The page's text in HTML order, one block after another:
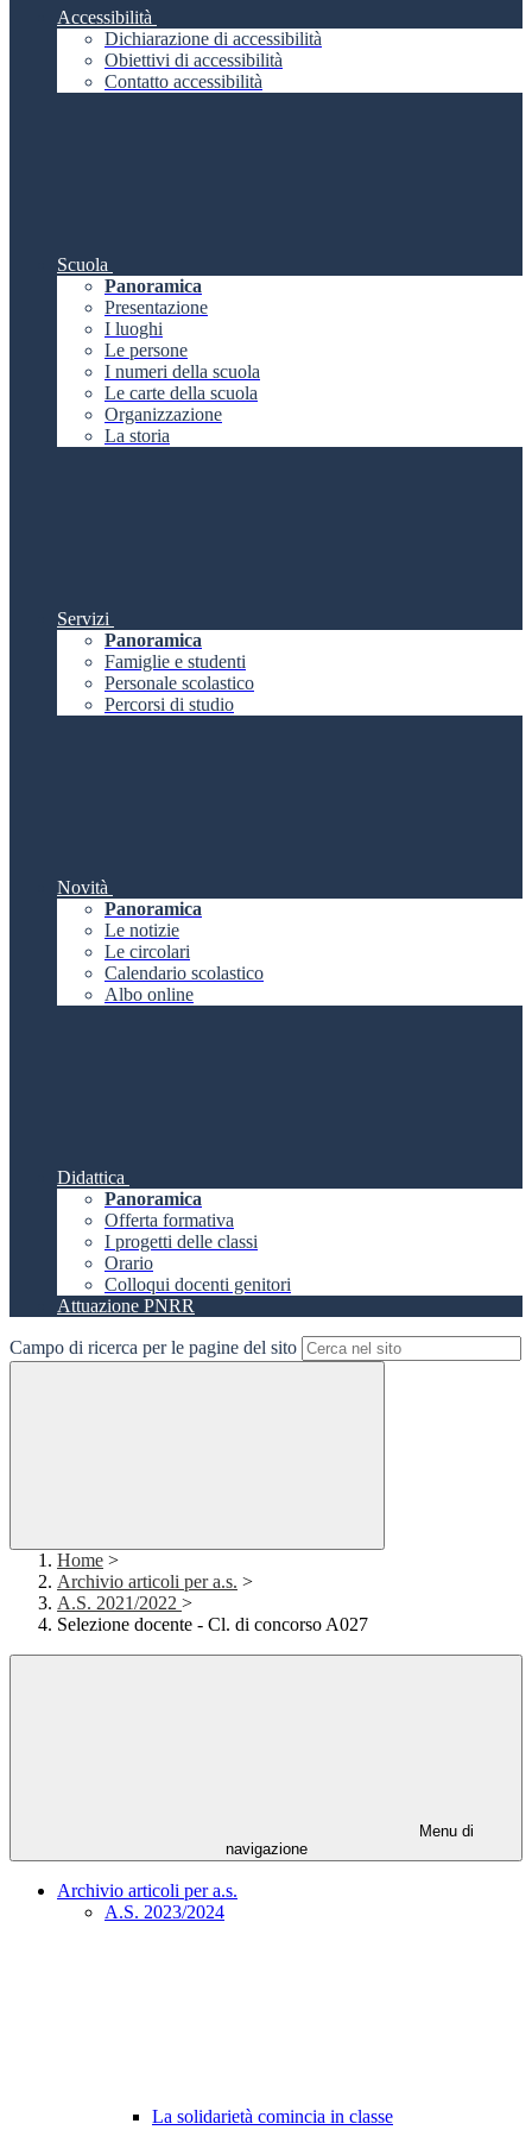
Accessibilità
Dichiarazione di accessibilità
Obiettivi di accessibilità
Contatto accessibilità
Scuola
Panoramica
Presentazione
I luoghi
Le persone
I numeri della scuola
Le carte della scuola
Organizzazione
La storia
Servizi
Panoramica
Famiglie e studenti
Personale scolastico
Percorsi di studio
Novità
Panoramica
Le notizie
Le circolari
Calendario scolastico
Albo online
Didattica
Panoramica
Offerta formativa
I progetti delle classi
Orario
Colloqui docenti genitori
Attuazione PNRR
Campo di ricerca per le pagine del sito
Home >
Archivio articoli per a.s. >
A.S. 2021/2022 >
Selezione docente - Cl. di concorso A027
Menu di
navigazione
Archivio articoli per a.s.
A.S. 2023/2024
La solidarietà comincia in classe